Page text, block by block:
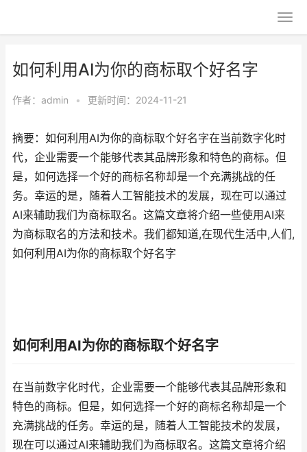
如何利用AI为你的商标取个好名字
作者： admin • 更新时间：2024-11-21
摘要：如何利用AI为你的商标取个好名字在当前数字化时
代，企业需要一个能够代表其品牌形象和特色的商标。但
是，如何选择一个好的商标名称却是一个充满挑战的任
务。幸运的是，随着人工智能技术的发展，现在可以通过
AI来辅助我们为商标取名。这篇文章将介绍一些使用AI来
为商标取名的方法和技术。我们都知道,在现代生活中,人们,
如何利用AI为你的商标取个好名字
如何利用AI为你的商标取个好名字
在当前数字化时代，企业需要一个能够代表其品牌形象和
特色的商标。但是，如何选择一个好的商标名称却是一个
充满挑战的任务。幸运的是，随着人工智能技术的发展，
现在可以通过AI来辅助我们为商标取名。这篇文章将介绍